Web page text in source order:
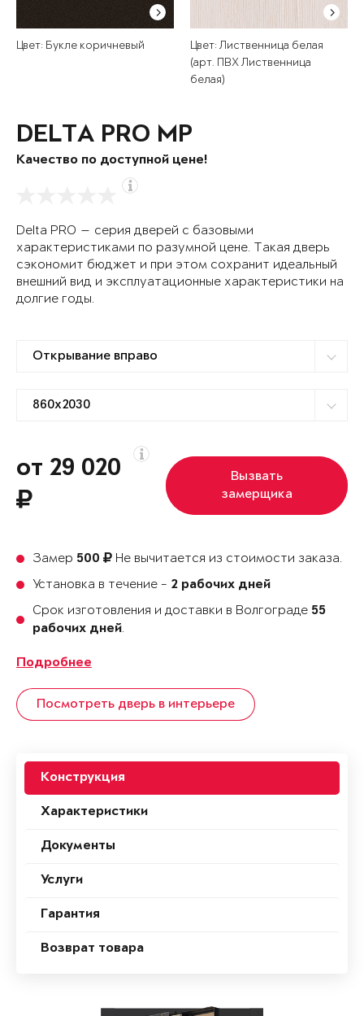
Цвет: Букле коричневый
Цвет: Лиственница белая
(арт. ПВХ Лиственница
белая)
DELTA PRO MP
Качество по доступной цене!
Delta PRO — серия дверей с базовыми
характеристиками по разумной цене. Такая дверь
сэкономит бюджет и при этом сохранит идеальный
внешний вид и эксплуатационные характеристики на
долгие годы.
от 29 020
Вызвать
замерщика
Замер 500
Не вычитается из стоимости заказа.
Установка в течение - 2 рабочих дней
Срок изготовления и доставки в Волгограде 55
рабочих дней.
Подробнее
Посмотреть дверь в интерьере
Конструкция
Характеристики
Документы
Услуги
Гарантия
Возврат товара